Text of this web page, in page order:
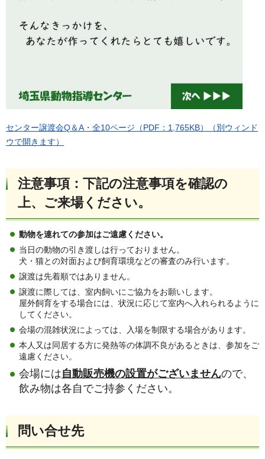
センター譲渡会Q＆A・全10ページ（PDF：1,765KB）（別ウィンド
ウで開きます）
注意事項：下記の注意事項を確認の
上、ご来場ください。
動物を連れての参加はご遠慮ください。
当日の動物の引き渡しは行っておりません。
犬・猫との対面および飼育環境などの審査のみ行います。
譲渡は先着順ではありません。
譲渡に際しては、室内飼いにご協力をお願いします。
屋外飼育をする場合には、状況に応じて室内へ入れられるように
してください。
会場の混雑状況によっては、入場を制限する場合があります。
本人又は同居する方に発熱等の体調不良があるときは、参加をご
遠慮ください。
会場には自動販売機の設置がございませんので、
飲み物は各自でご持参ください。
問い合せ先